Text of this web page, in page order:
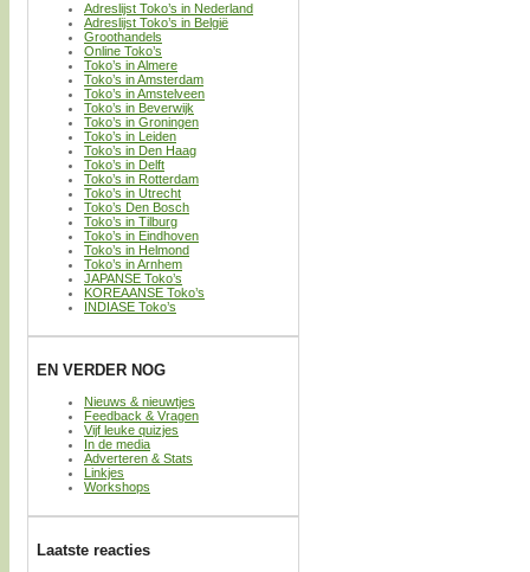
Adreslijst Toko’s in Nederland
Adreslijst Toko’s in België
Groothandels
Online Toko’s
Toko’s in Almere
Toko’s in Amsterdam
Toko’s in Amstelveen
Toko’s in Beverwijk
Toko’s in Groningen
Toko’s in Leiden
Toko’s in Den Haag
Toko’s in Delft
Toko’s in Rotterdam
Toko’s in Utrecht
Toko’s Den Bosch
Toko’s in Tilburg
Toko’s in Eindhoven
Toko’s in Helmond
Toko’s in Arnhem
JAPANSE Toko’s
KOREAANSE Toko’s
INDIASE Toko’s
EN VERDER NOG
Nieuws & nieuwtjes
Feedback & Vragen
Vijf leuke quizjes
In de media
Adverteren & Stats
Linkjes
Workshops
Laatste reacties